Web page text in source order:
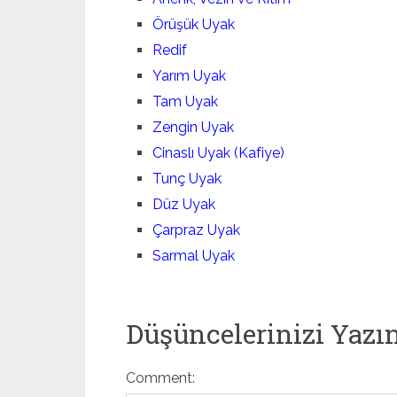
Örüşük Uyak
Redif
Yarım Uyak
Tam Uyak
Zengin Uyak
Cinaslı Uyak (Kafiye)
Tunç Uyak
Düz Uyak
Çarpraz Uyak
Sarmal Uyak
Düşüncelerinizi
Comment: